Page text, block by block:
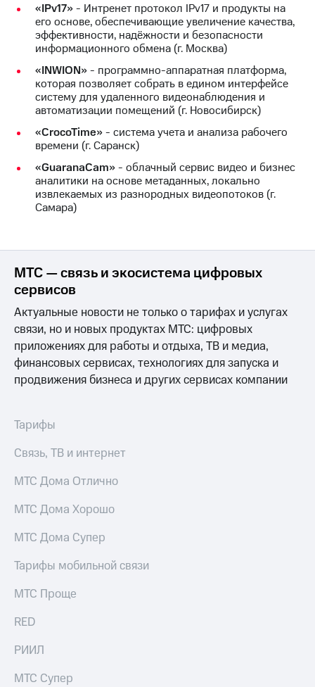
«IPv17»- Интренет протокол IPv17 и продукты на
его основе, обеспечивающие увеличение качества,
эффективности, надёжности и безопасности
информационного обмена (г. Москва)
«INWION»- программно-аппаратная платформа,
которая позволяет собрать в едином интерфейсе
систему для удаленного видеонаблюдения и
автоматизации помещений (г. Новосибирск)
«CrocoTime»- система учета и анализа рабочего
времени (г. Саранск)
«GuaranaCam»- облачный сервис видео и бизнес
аналитики на основе метаданных, локально
извлекаемых из разнородных видеопотоков (г.
Самара)
МТС — связь и экосистема цифровых
сервисов
Актуальные новости не только о тарифах и услугах
связи, но и новых продуктах МТС: цифровых
приложениях для работы и отдыха, ТВ и медиа,
финансовых сервисах, технологиях для запуска и
продвижения бизнеса и других сервисах компании
Тарифы
Связь, ТВ и интернет
МТС Дома Отлично
МТС Дома Хорошо
МТС Дома Супер
Тарифы мобильной связи
МТС Проще
RED
РИИЛ
МТС Супер